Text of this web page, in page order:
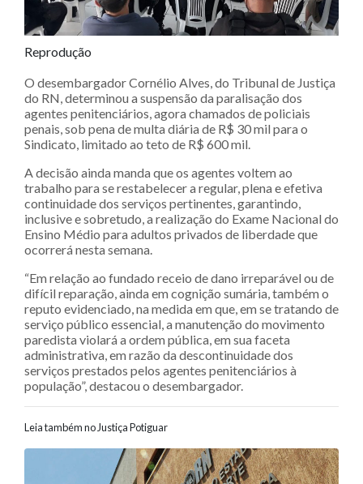
Reprodução
O desembargador Cornélio Alves, do Tribunal de Justiça
do RN, determinou a suspensão da paralisação dos
agentes penitenciários, agora chamados de policiais
penais, sob pena de multa diária de R$ 30 mil para o
Sindicato, limitado ao teto de R$ 600 mil.
A decisão ainda manda que os agentes voltem ao
trabalho para se restabelecer a regular, plena e efetiva
continuidade dos serviços pertinentes, garantindo,
inclusive e sobretudo, a realização do Exame Nacional do
Ensino Médio para adultos privados de liberdade que
ocorrerá nesta semana.
“Em relação ao fundado receio de dano irreparável ou de
difícil reparação, ainda em cognição sumária, também o
reputo evidenciado, na medida em que, em se tratando de
serviço público essencial, a manutenção do movimento
paredista violará a ordem pública, em sua faceta
administrativa, em razão da descontinuidade dos
serviços prestados pelos agentes penitenciários à
população”, destacou o desembargador.
Leia também no Justiça Potiguar
Navegação entre posts